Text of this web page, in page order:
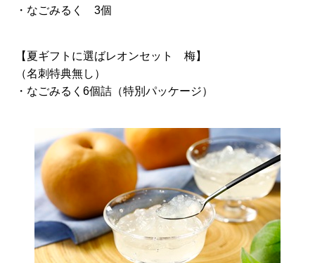
・なごみるく 3個
【夏ギフトに選ばレオンセット 梅】
（名刺特典無し）
・なごみるく6個詰（特別パッケージ）